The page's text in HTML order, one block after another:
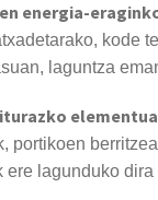
energia-
kode
laguntza
portikoen
ere lagunduko dira